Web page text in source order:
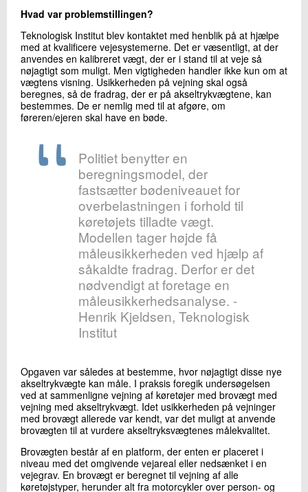
Hvad var problemstillingen?
Teknologisk Institut blev kontaktet med henblik på at hjælpe
med at kvalificere vejesystemerne. Det er væsentligt, at der
anvendes en kalibreret vægt, der er i stand til at veje så
nøjagtigt som muligt. Men vigtigheden handler ikke kun om at
vægtens visning. Usikkerheden på vejning skal også
beregnes, så de fradrag, der er på akseltrykvægtene, kan
bestemmes. De er nemlig med til at afgøre, om
føreren/ejeren skal have en bøde.
Politiet benytter en
beregningsmodel, der
fastsætter bødeniveauet for
overbelastningen i forhold til
køretøjets tilladte vægt.
Modellen tager højde få
måleusikkerheden ved hjælp af
såkaldte fradrag. Derfor er det
nødvendigt at foretage en
måleusikkerhedsanalyse. -
Henrik Kjeldsen, Teknologisk
Institut
Opgaven var således at bestemme, hvor nøjagtigt disse nye
akseltrykvægte kan måle. I praksis foregik undersøgelsen
ved at sammenligne vejning af køretøjer med brovægt med
vejning med akseltrykvægt. Idet usikkerheden på vejninger
med brovægt allerede var kendt, var det muligt at anvende
brovægten til at vurdere akseltryksvægtenes målekvalitet.
Brovægten består af en platform, der enten er placeret i
niveau med det omgivende vejareal eller nedsænket i en
vejegrav. En brovægt er beregnet til vejning af alle
køretøjstyper, herunder alt fra motorcykler over person- og